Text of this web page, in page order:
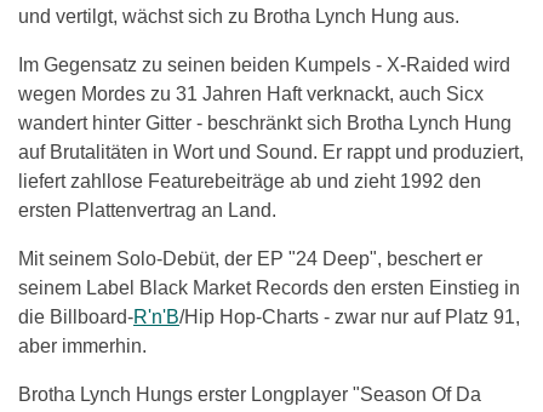
und vertilgt, wächst sich zu Brotha Lynch Hung aus.
Im Gegensatz zu seinen beiden Kumpels - X-Raided wird
wegen Mordes zu 31 Jahren Haft verknackt, auch Sicx
wandert hinter Gitter - beschränkt sich Brotha Lynch Hung
auf Brutalitäten in Wort und Sound. Er rappt und produziert,
liefert zahllose Featurebeiträge ab und zieht 1992 den
ersten Plattenvertrag an Land.
Mit seinem Solo-Debüt, der EP "24 Deep", beschert er
seinem Label Black Market Records den ersten Einstieg in
die Billboard-R'n'B/Hip Hop-Charts - zwar nur auf Platz 91,
aber immerhin.
Brotha Lynch Hungs erster Longplayer "Season Of Da